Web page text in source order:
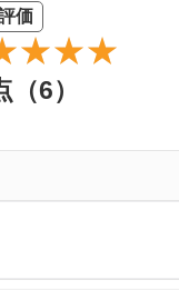
価
（6）